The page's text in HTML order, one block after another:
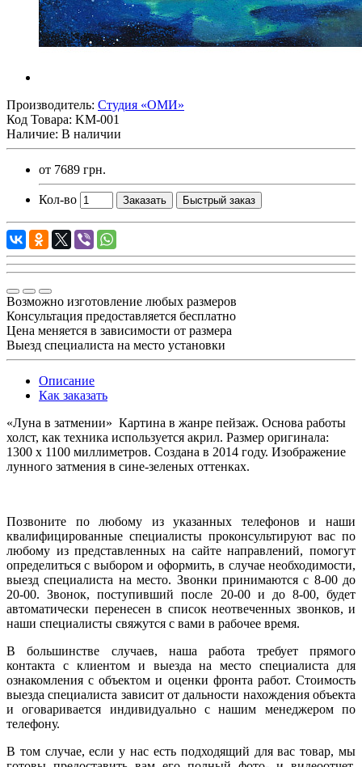
Производитель: Студия «ОМИ»
Код Товара: KM-001
Наличие: В наличии
от 7689 грн.
Кол-во Заказать Быстрый заказ
Возможно изготовление любых размеров
Консультация предоставляется бесплатно
Цена меняется в зависимости от размера
Выезд специалиста на место установки
Описание
Как заказать
«Луна в затмении» Картина в жанре пейзаж. Основа работы
холст, как техника используется акрил. Размер оригинала:
1300 x 1100 миллиметров. Создана в 2014 году. Изображение
лунного затмения в сине-зеленых оттенках.
Позвоните по любому из указанных телефонов и наши
квалифицированные специалисты проконсультируют вас по
любому из представленных на сайте направлений, помогут
определиться с выбором и оформить, в случае необходимости,
выезд специалиста на место. Звонки принимаются с 8-00 до
20-00. Звонок, поступивший после 20-00 и до 8-00, будет
автоматически перенесен в список неотвеченных звонков, и
наши специалисты свяжутся с вами в рабочее время.
В большинстве случаев, наша работа требует прямого
контакта с клиентом и выезда на место специалиста для
ознакомления с объектом и оценки фронта работ. Стоимость
выезда специалиста зависит от дальности нахождения объекта
и оговаривается индивидуально с нашим менеджером по
телефону.
В том случае, если у нас есть подходящий для вас товар, мы